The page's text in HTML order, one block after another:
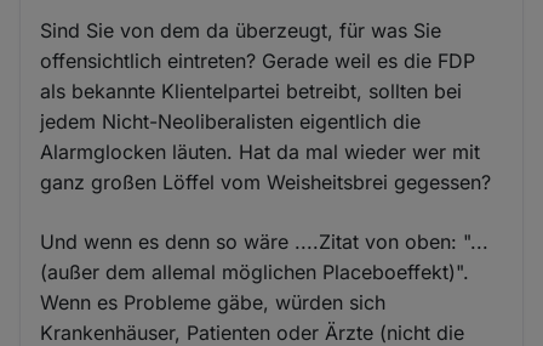
Sind Sie von dem da überzeugt, für was Sie
offensichtlich eintreten? Gerade weil es die FDP
als bekannte Klientelpartei betreibt, sollten bei
jedem Nicht-Neoliberalisten eigentlich die
Alarmglocken läuten. Hat da mal wieder wer mit
ganz großen Löffel vom Weisheitsbrei gegessen?
Und wenn es denn so wäre ....Zitat von oben: "...
(außer dem allemal möglichen Placeboeffekt)".
Wenn es Probleme gäbe, würden sich
Krankenhäuser, Patienten oder Ärzte (nicht die